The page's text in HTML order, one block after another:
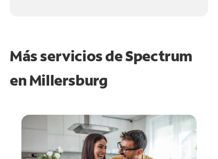
Más servicios de Spectrum
enMillersburg